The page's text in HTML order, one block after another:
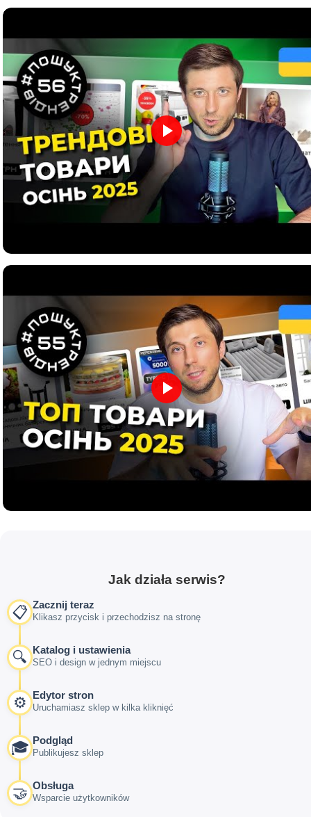
Jak działa serwis?
📋 Zacznij teraz
Klikasz przycisk i przechodzisz na stronę
🔍 Katalog i ustawienia
SEO i design w jednym miejscu
⚙️ Edytor stron
Uruchamiasz sklep w kilka kliknięć
🎓 Podgląd
Publikujesz sklep
🤝 Obsługa
Wsparcie użytkowników